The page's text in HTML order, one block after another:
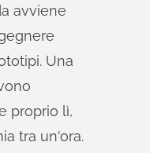
avviene
Una
proprio lì,
tra un'ora.